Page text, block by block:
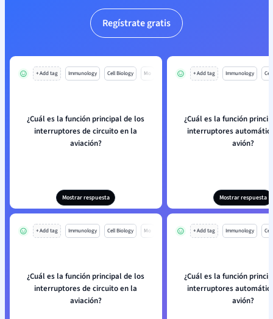
Regístrate gratis
+ Add tag Immunology Cell Biology Mo
¿Cuál es la función principal de los
interruptores de circuito en la
aviación?
Mostrar respuesta
+ Add tag Immunology
¿Cuál es la función
interruptores
avión?
Mostrar respuesta
+ Add tag Immunology Cell Biology Mo
¿Cuál es la función principal de los
interruptores de circuito en la
aviación?
+ Add tag Immunology
¿Cuál es la función
interruptores
avión?